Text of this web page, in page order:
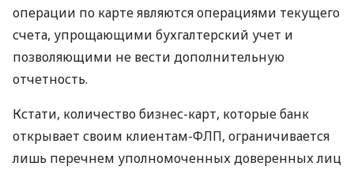
операции по карте являются операциями текущего
счета, упрощающими бухгалтерский учет и
позволяющими не вести дополнительную
отчетность.
Кстати, количество бизнес-карт, которые банк
открывает своим клиентам-ФЛП, ограничивается
лишь перечнем уполномоченных доверенных лиц